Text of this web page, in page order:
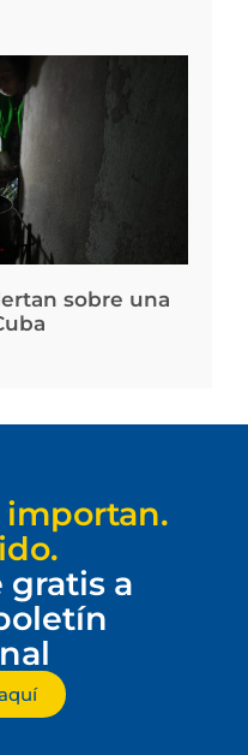
sobre una
importan.
gratis a